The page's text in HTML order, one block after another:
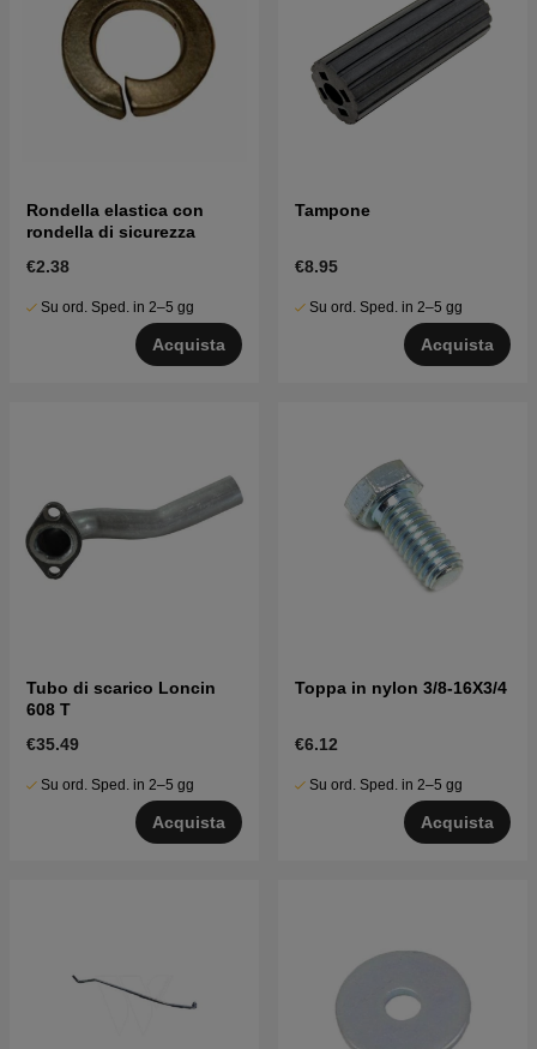
Rondella elastica con
rondella di sicurezza
€2.38
Su ord. Sped. in 2–5 gg
Acquista
Tampone
€8.95
Su ord. Sped. in 2–5 gg
Acquista
Tubo di scarico Loncin
608 T
€35.49
Su ord. Sped. in 2–5 gg
Acquista
Toppa in nylon 3/8-16X3/4
€6.12
Su ord. Sped. in 2–5 gg
Acquista